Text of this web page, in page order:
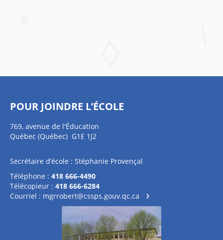
POUR JOINDRE L’ÉCOLE
769, avenue de l'Éducation
Québec (Québec) G1E 1J2
Secrétaire d’école : Stéphanie Provençal
Téléphone : 418 666-4490
Télécopieur : 418 666-6284
Courriel : mgrrobert@cssps.gouv.qc.ca